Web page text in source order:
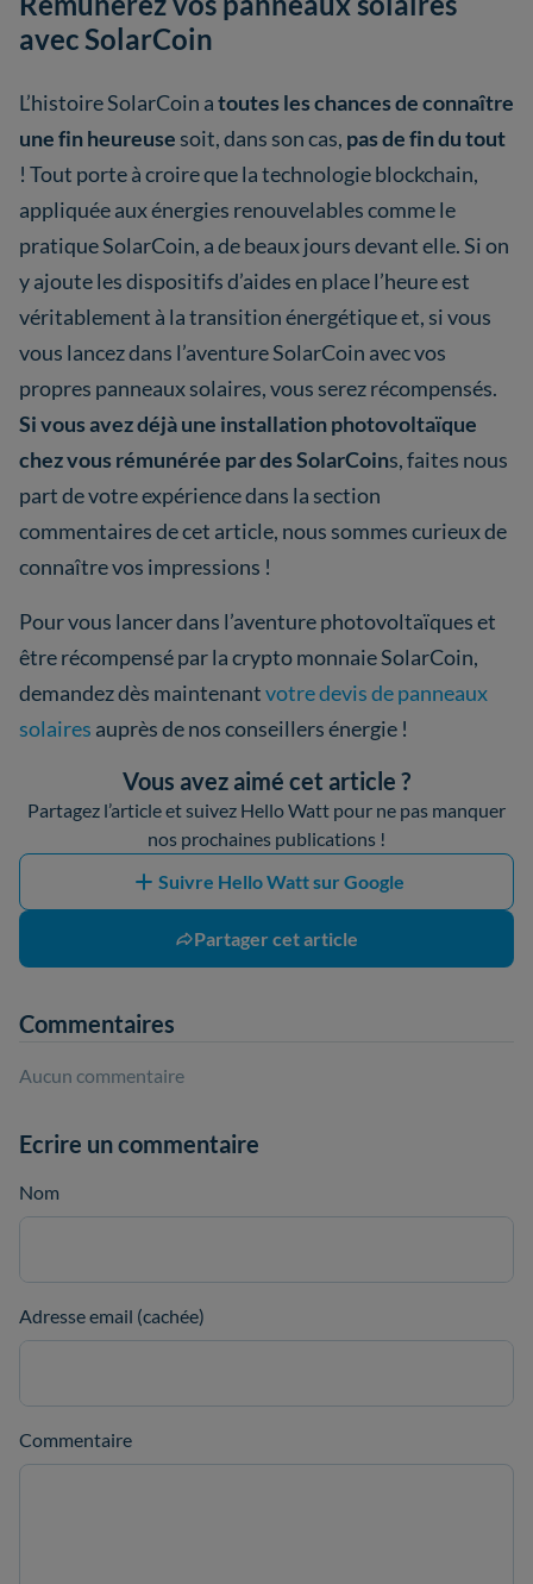
avec SolarCoin
L’histoire SolarCoin atoutes les chances de connaître
une fin heureuse soit, dans son cas, pas de fin du tout
! Tout porte à croire que la technologie blockchain,
appliquée aux énergies renouvelables comme le
pratique SolarCoin, a de beaux jours devant elle. Si on
y ajoute les dispositifs d’aides en place l’heure est
véritablement à la transition énergétique et, si vous
vous lancez dans l’aventure SolarCoin avec vos
propres panneaux solaires, vous serez récompensés.
Si vous avez déjà une installation photovoltaïque
chez vous rémunérée par des SolarCoins, faites nous
part de votre expérience dans la section
commentaires de cet article, nous sommes curieux de
connaître vos impressions !
Pour vous lancer dans l’aventure photovoltaïques et
être récompensé par la crypto monnaie SolarCoin,
demandez dès maintenantvotre devis de panneaux
solaires auprès de nos conseillers énergie !
Vous avez aimé cet article ?
Partagez l’article et suivez Hello Watt pour ne pas manquer
nos prochaines publications !
Suivre Hello Watt sur Google
Partager cet article
Commentaires
Aucun commentaire
Ecrire un commentaire
Nom
Adresse email (cachée)
Commentaire